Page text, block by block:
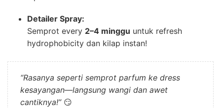
Detailer Spray:
Semprot every 2–4 minggu untuk refresh
hydrophobicity dan kilap instan!
“Rasanya seperti semprot parfum ke dress
kesayangan—langsung wangi dan awet
cantiknya!”😏